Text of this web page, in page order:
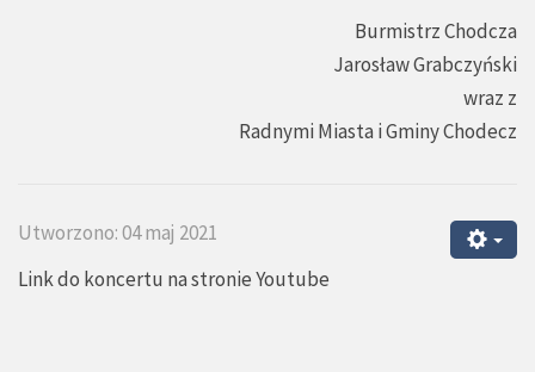
Burmistrz Chodcza
Jarosław Grabczyński
wraz z
Radnymi Miasta i Gminy Chodecz
Utworzono: 04 maj 2021
Link do koncertu na stronie Youtube